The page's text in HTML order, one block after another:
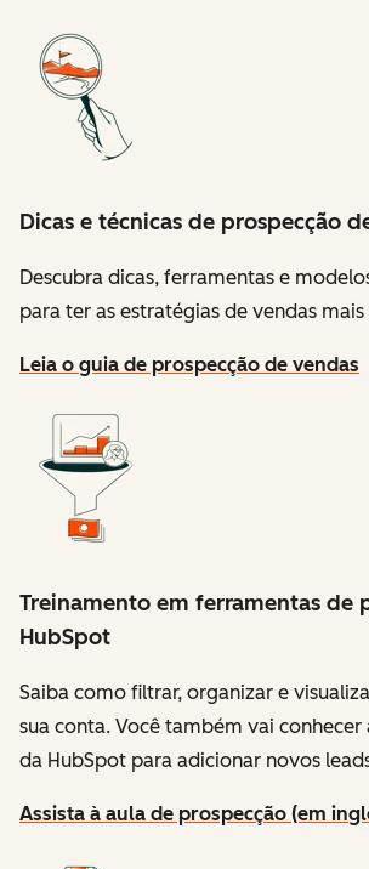
Dicas e técnicas de prospecção
Descubra dicas, ferramentas e
para ter as estratégias de vendas
Leia o guia de prospecção de vendas
Treinamento em ferramentas de
HubSpot
Saiba como filtrar, organizar e
sua conta. Você também vai conhecer
da HubSpot para adicionar novos
Assista à aula de prospecção (em